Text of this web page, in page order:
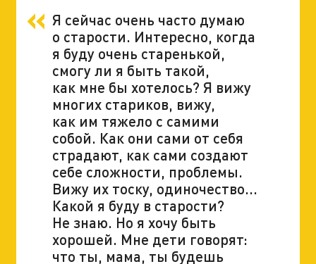
Я сейчас очень часто думаю
о старости. Интересно, когда
я буду очень старенькой,
смогу ли я быть такой,
как мне бы хотелось? Я вижу
многих стариков, вижу,
как им тяжело с самими
собой. Как они сами от себя
страдают, как сами создают
себе сложности, проблемы.
Вижу их тоску, одиночество...
Какой я буду в старости?
Не знаю. Но я хочу быть
хорошей. Мне дети говорят:
что ты, мама, ты будешь